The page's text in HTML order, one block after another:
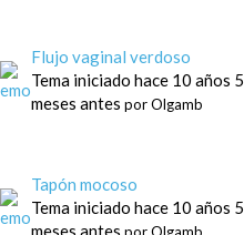
Flujo vaginal verdoso
Tema iniciado hace 10 años 5
meses antes porOlgamb
Tapón mocoso
Tema iniciado hace 10 años 5
meses antes